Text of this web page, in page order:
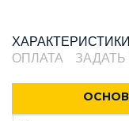
ХАРАКТЕРИСТИКИ
ОПЛАТА